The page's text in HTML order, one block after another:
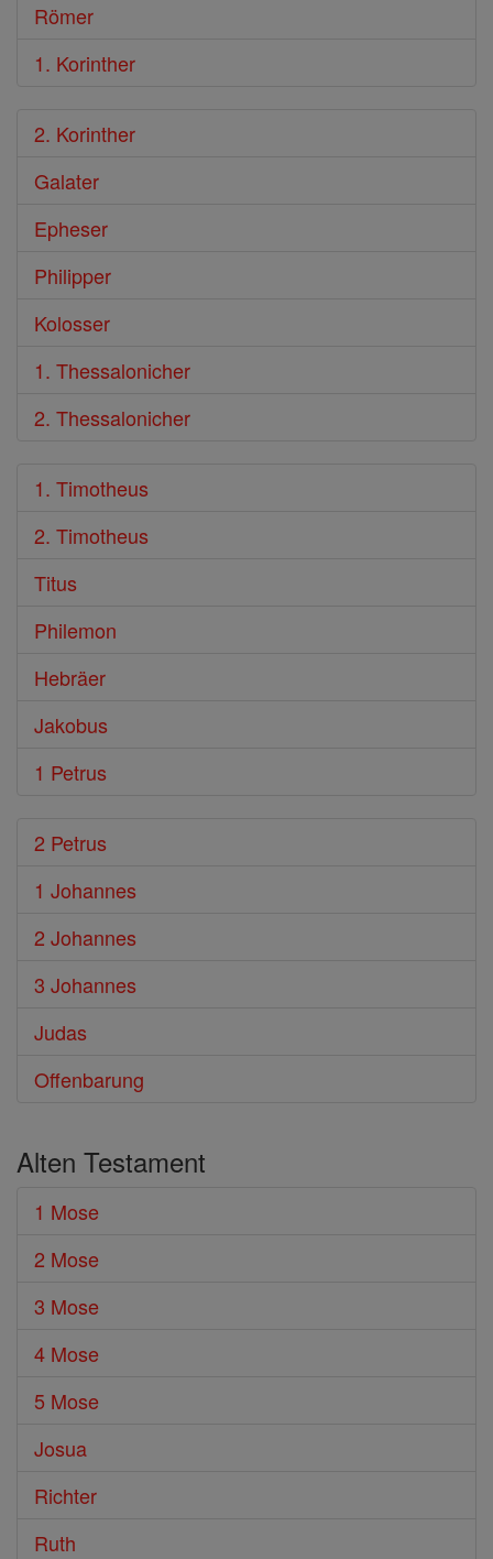
Römer
1. Korinther
2. Korinther
Galater
Epheser
Philipper
Kolosser
1. Thessalonicher
2. Thessalonicher
1. Timotheus
2. Timotheus
Titus
Philemon
Hebräer
Jakobus
1 Petrus
2 Petrus
1 Johannes
2 Johannes
3 Johannes
Judas
Offenbarung
Alten Testament
1 Mose
2 Mose
3 Mose
4 Mose
5 Mose
Josua
Richter
Ruth